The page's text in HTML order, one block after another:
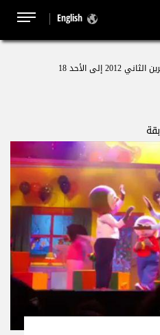
English
من الجمعة 16 تشرين الثاني 2012 إلى الأحد 18